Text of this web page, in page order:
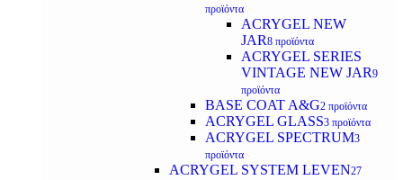
προϊόντα
ACRYGEL NEW
JAR8 προϊόντα
ACRYGEL SERIES
VINTAGE NEW JAR9
προϊόντα
BASE COAT A&G2 προϊόντα
ACRYGEL GLASS3 προϊόντα
ACRYGEL SPECTRUM3
προϊόντα
ACRYGEL SYSTEM LEVEN27